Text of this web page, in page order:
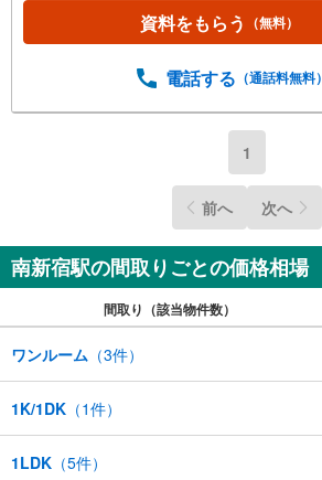
資料をもらう （無料）
電話する （通話料無料）
1
前へ 次へ
南新宿駅の間取りごとの価格相場
間取り（該当物件数）
ワンルーム （3件）
1K/1DK （1件）
1LDK （5件）